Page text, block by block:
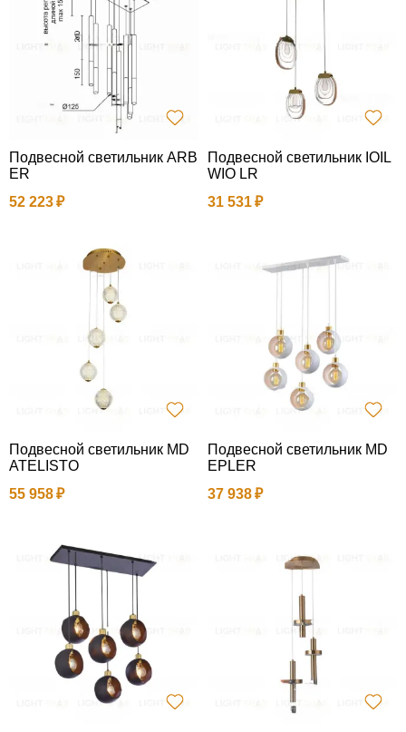
Подвесной светильник ARB
ER
52 223
Подвесной светильник IOIL
WIO LR
31 531
Подвесной светильник MD
ATELISTO
55 958
Подвесной светильник MD
EPLER
37 938